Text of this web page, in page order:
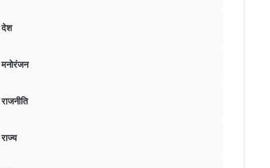
देश
मनोरंजन
राजनीति
राज्य